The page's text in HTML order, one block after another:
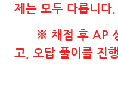
제는 모두 다릅니다.
※ 채점 후 AP
고, 오답 풀이를 진